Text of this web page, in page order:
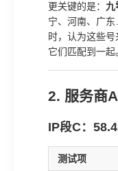
更关键的是： 九
宁、河南、广
时，认为这些
它们匹配到一起
2. 服务商
IP段C：
测试项